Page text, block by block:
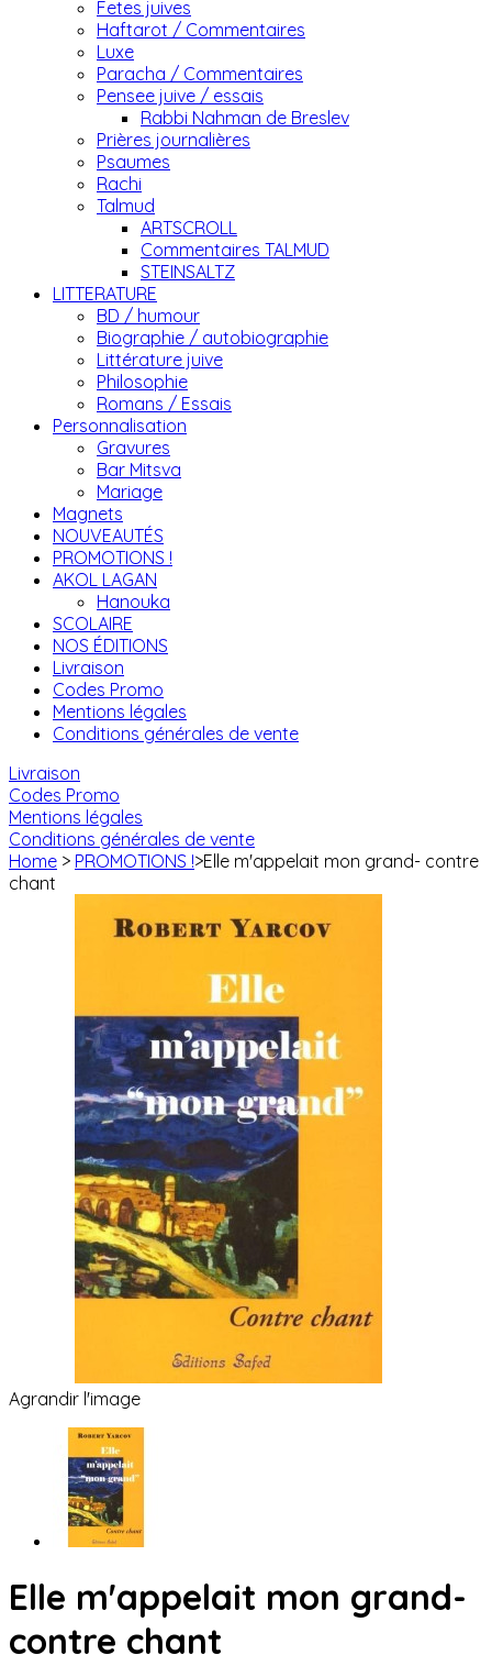
Fetes juives
Haftarot / Commentaires
Luxe
Paracha / Commentaires
Pensee juive / essais
Rabbi Nahman de Breslev
Prières journalières
Psaumes
Rachi
Talmud
ARTSCROLL
Commentaires TALMUD
STEINSALTZ
LITTERATURE
BD / humour
Biographie / autobiographie
Littérature juive
Philosophie
Romans / Essais
Personnalisation
Gravures
Bar Mitsva
Mariage
Magnets
NOUVEAUTÉS
PROMOTIONS !
AKOL LAGAN
Hanouka
SCOLAIRE
NOS ÉDITIONS
Livraison
Codes Promo
Mentions légales
Conditions générales de vente
Livraison
Codes Promo
Mentions légales
Conditions générales de vente
Home > PROMOTIONS !>Elle m'appelait mon grand- contre
chant
Agrandir l'image
Elle m'appelait mon grand-
contre chant